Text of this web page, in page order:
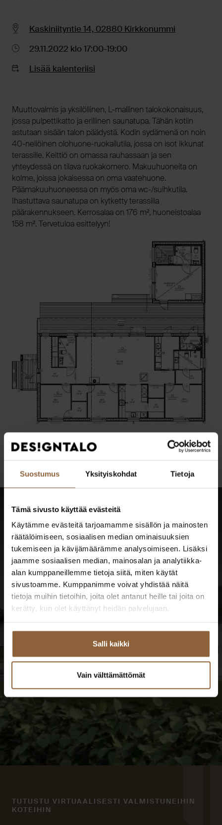
Suostumus Yksityiskohdat Tietoja
Tämä sivusto käyttää evästeitä
Käytämme evästeitä tarjoamamme sisällön ja mainosten
räätälöimiseen, sosiaalisen median ominaisuuksien
tukemiseen ja kävijämäärämme analysoimiseen. Lisäksi
jaamme sosiaalisen median, mainosalan ja analytiikka-
alan kumppaneillemme tietoja siitä, miten käytät
sivustoamme. Kumppanimme voivat yhdistää näitä
tietoja muihin tietoihin, joita olet antanut heille tai joita on
kerätty, kun olet käyttänyt heidän palvelujaan.
Salli kaikki
Vain välttämättömät
Kaskiniityntie 14, 02880 Kirkkonummi
29.11.2022 klo 17:00-19:00
Lisää kalenteriisi
Muuttovalmis ja yksilöllinen, L-mallinen talokokonaisuus,
jossa pulpettikatto ja erillinen saunatupa. Tähän kotiin
astutaan sisään talon päädystä. Kodin sydämenä on noin
40-neliöinen olohuone-ruokailutila, jossa on isot ikkunat
terassille. Keittiö on omassa rauhassaan ja sen
yhteydessä on tilava ruokakomero. Makuuhuoneita on
kolme, joissa jokaisessa on oma vaatehuone.
Päämakuuhuoneessa on myös oma wc-/suihkutila.
Ihastuttava saunatupa on kytketty terassilla
päärakennukseen. Kerrosalaa on 176 m², huoneistoalaa
158 m². Tervetuloa esittelyyn!
Pohjakuva on esiteltävästä kohteesta. Julkisivun
mallinnuskuva on visualisointi, ei esiteltävän talon kuva.
Katso kaikki tulevat
taloesittelyt
TUTUSTU TALOESITTELYIHIN
TUTUSTU VIRTUAALISESTI VALMISTUNEIHIN
KOTEIHIN